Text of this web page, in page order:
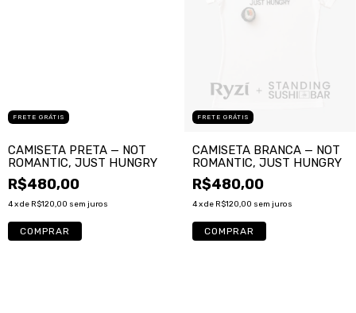
FRETE GRÁTIS
CAMISETA PRETA — NOT
ROMANTIC, JUST HUNGRY
R$480,00
4x de R$120,00 sem juros
COMPRAR
FRETE GRÁTIS
CAMISETA BRANCA — NOT
ROMANTIC, JUST HUNGRY
R$480,00
4 x de R$120,00 sem juros
COMPRAR